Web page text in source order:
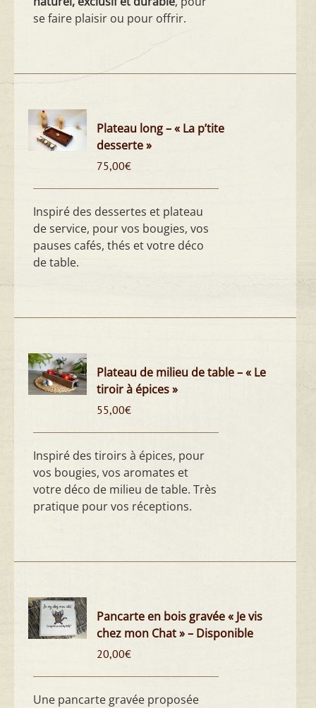
se faire plaisir ou pour offrir.
Plateau long – « La p’tite
desserte »
75,00€
Inspiré des dessertes et plateau
de service, pour vos bougies, vos
pauses cafés, thés et votre déco
de table.
Plateau de milieu de table – « Le
tiroir à épices »
55,00€
Inspiré des tiroirs à épices, pour
vos bougies, vos aromates et
votre déco de milieu de table. Très
pratique pour vos réceptions.
Pancarte en bois gravée « Je vis
chez mon Chat » – Disponible
20,00€
Une pancarte gravée proposée